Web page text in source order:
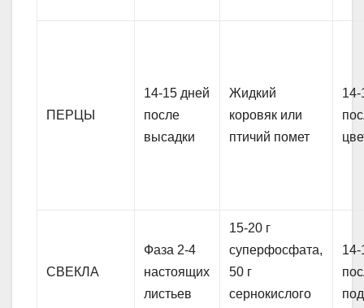
ПЕРЦЫ
14-15 дней
после
высадки
Жидкий
коровяк или
птичий помет
14-
СВЕКЛА
Фаза 2-4
настоящих
листьев
15-20 г
суперфосфата,
50 г
сернокислого
14-